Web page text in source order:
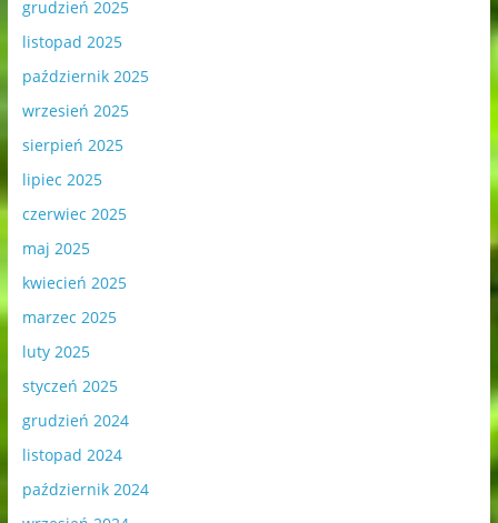
grudzień 2025
listopad 2025
październik 2025
wrzesień 2025
sierpień 2025
lipiec 2025
czerwiec 2025
maj 2025
kwiecień 2025
marzec 2025
luty 2025
styczeń 2025
grudzień 2024
listopad 2024
październik 2024